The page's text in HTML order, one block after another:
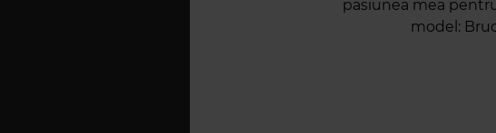
pasiunea mea
model: